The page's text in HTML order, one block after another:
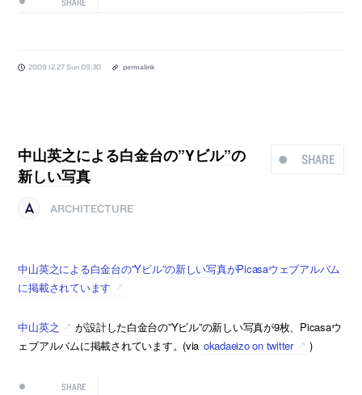
2009.12.27 Sun 09:30 permalink
SHARE
中山英之による白金台の”Yビル”の
新しい写真
ARCHITECTURE
中山英之による白金台の”Yビル”の新しい写真がPicasaウェブアルバム
に掲載されています
中山英之
が設計した白金台の”Yビル”の新しい写真が9枚、Picasaウ
ェブアルバムに掲載されています。(via okadaeizo on twitter )
SHARE